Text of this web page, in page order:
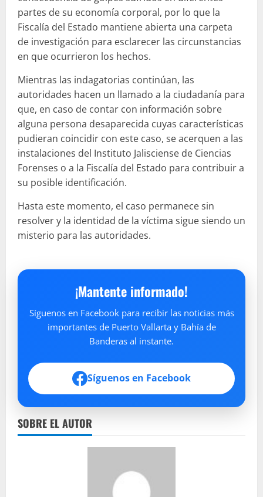
partes de su economía corporal, por lo que la
Fiscalía del Estado mantiene abierta una carpeta
de investigación para esclarecer las circunstancias
en que ocurrieron los hechos.
Mientras las indagatorias continúan, las
autoridades hacen un llamado a la ciudadanía para
que, en caso de contar con información sobre
alguna persona desaparecida cuyas características
pudieran coincidir con este caso, se acerquen a las
instalaciones del Instituto Jalisciense de Ciencias
Forenses o a la Fiscalía del Estado para contribuir a
su posible identificación.
Hasta este momento, el caso permanece sin
resolver y la identidad de la víctima sigue siendo un
misterio para las autoridades.
¡Mantente informado!
Síguenos en Facebook para recibir las noticias más
importantes de Puerto Vallarta y Bahía de
Banderas al instante.
Síguenos en Facebook
SOBRE EL AUTOR